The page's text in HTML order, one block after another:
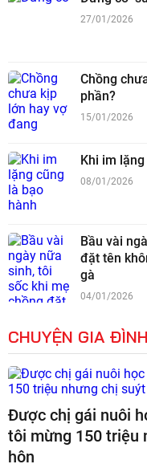
27/01/2026
Chồng
phần?
15/01/2026
Khi im
08/01/2026
Bầu vài
đặt tên
gà
04/01/2026
CHUYỆN GIA ĐÌNH
Được chị gái nuôi
tôi mừng 150 triệu
hôn